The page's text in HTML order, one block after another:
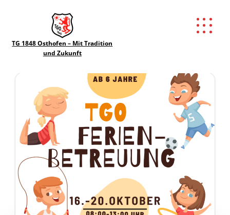
TG 1848 Osthofen – Mit Tradition
und Zukunft
Autor:
Herrmann